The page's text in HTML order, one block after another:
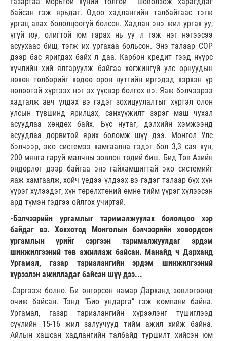
байсан гэж ярьдаг. Одоо хадлангийн талбайгаас тэгж
ургац авах бололцоогүй болсон. Хадлан энэ жил ургах уу,
үгүй юу, олигтой юм гарах нь уу л гэж нэг нэгээсээ
асуухаас биш, тэгж их ургахаа больсон. Энэ талаар СОР
дээр бас яригдах байх л даа. Карбон кредит гээд нүүрс
хүчлийн хий ялгаруулж байгаа хөгжингүй улс орнуудын
нөхөн төлбөрийг хөдөө орон нутгийн иргэдэд хэрхэн үр
нөлөөтэй хүртээх нэг эх үүсвэр болгох вэ. Яаж бэлчээрээ
хадгалж авч үлдэх вэ гэдэг зохицуулалтыг хүртэл олон
улсын түвшинд ярилцах, санхүүжилт зэрэг маш чухал
асуудлаа хөндөх байх. Бүс нутаг, дэлхийн хэмжээнд
асуудлаа дорвитой ярих боломж шүү дээ. Монгол Улс
бэлчээр, эко системээ хамгаална гэдэг бол 3,3 сая хүн,
200 мянга гаруй малчны зовлон төдий биш. Бид Төв Азийн
өндөрлөг дээр байгаа энэ гайхамшигтай эко системийг
яаж хамгаалж, хойч үедээ үлдээх вэ гэдэг талаар бүх хүн
үүрэг хүлээдэг, хүн төрөлхтөний өмнө тийм үүрэг хүлээсэн
ард түмэн гэдгээ ойлгох учиртай.
-Бэлчээрийн ургамлыг тарималжуулах бололцоо хэр
байдаг вэ. Хөххотод Монголын бэлчээрийн ховордсон
ургамлын үрийг сэргээн тарималжуулдаг эрдэм
шинжилгээний төв ажиллаж байсан. Манайд ч Дарханд
Ургамал, газар тариалангийн эрдэм шинжилгээний
хүрээлэн ажилладаг байсан шүү дээ...
-Сэргээж болно. Би өнгөрсөн намар Дарханд зөвлөгөөнд
очиж байсан. Тэнд “Био ундарга” гэж компани байна.
Ургамал, газар тариалангийн хүрээлэнг түшиглээд
сүүлийн 15-16 жил залуучууд тийм ажил хийж байна.
Айлын хашсан хадлангийн талбайд туршилт хийсэн юм